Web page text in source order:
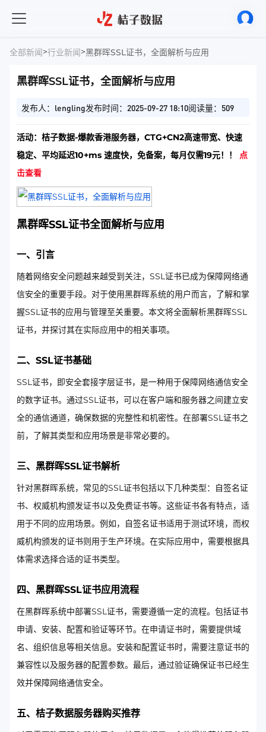
全部新闻>行业新闻>黑群晖SSL证书，全面解析与应用
黑群晖SSL证书，全面解析与应用
发布人：lengling发布时间：2025-09-27 18:10阅读量：509
活动：桔子数据-爆款香港服务器，CTG+CN2高速带宽、快速
稳定、平均延迟10+ms 速度快，免备案，每月仅需19元！！ 点
击查看
黑群晖SSL证书全面解析与应用
一、引言
随着网络安全问题越来越受到关注，SSL证书已成为保障网络通
信安全的重要手段。对于使用黑群晖系统的用户而言，了解和掌
握SSL证书的应用与管理至关重要。本文将全面解析黑群晖SSL
证书，并探讨其在实际应用中的相关事项。
二、SSL证书基础
SSL证书，即安全套接字层证书，是一种用于保障网络通信安全
的数字证书。通过SSL证书，可以在客户端和服务器之间建立安
全的通信通道，确保数据的完整性和机密性。在部署SSL证书之
前，了解其类型和应用场景是非常必要的。
三、黑群晖SSL证书解析
针对黑群晖系统，常见的SSL证书包括以下几种类型：自签名证
书、权威机构颁发证书以及免费证书等。这些证书各有特点，适
用于不同的应用场景。例如，自签名证书适用于测试环境，而权
威机构颁发的证书则用于生产环境。在实际应用中，需要根据具
体需求选择合适的证书类型。
四、黑群晖SSL证书应用流程
在黑群晖系统中部署SSL证书，需要遵循一定的流程。包括证书
申请、安装、配置和验证等环节。在申请证书时，需要提供域
名、组织信息等相关信息。安装和配置证书时，需要注意证书的
兼容性以及服务器的配置参数。最后，通过验证确保证书已经生
效并保障网络通信安全。
五、桔子数据服务器购买推荐